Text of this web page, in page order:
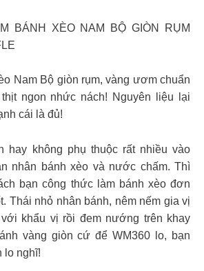
BÁNH XÈO NAM BỘ GIÒN RỤM
Nam Bộ giòn rụm, vàng ươm chuẩn
ngon nhức nách! Nguyên liệu lại
cái là đủ!
hay không phụ thuộc rất nhiều vào
nhân bánh xèo và nước chấm. Thì
bạn công thức làm bánh xèo đơn
Thái nhỏ nhân bánh, nêm nếm gia vị
khẩu vị rồi đem nướng trên khay
vàng giòn cứ để WM360 lo, bạn
lo nghĩ!